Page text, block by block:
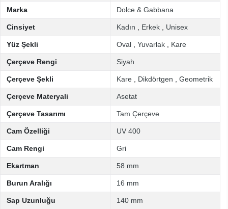
Marka Dolce & Gabbana
Cinsiyet Kadın Erkek Unisex
Yüz Şekli Oval Yuvarlak Kare
Çerçeve Rengi Siyah
Çerçeve Şekli Kare Dikdörtgen Geometrik
Çerçeve Materyali Asetat
Çerçeve Tasarımı Tam Çerçeve
Cam Özelliği UV 400
Cam Rengi Gri
Ekartman 58 mm
Burun Aralığı 16 mm
Sap Uzunluğu 140 mm